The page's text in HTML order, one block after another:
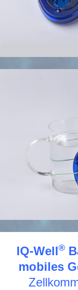
IQ-Well®
mobiles